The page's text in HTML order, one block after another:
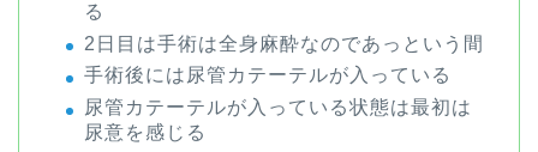
る
2日目は手術は全身麻酔なのであっという間
手術後には尿管カテーテルが入っている
尿管カテーテルが入っている状態は最初は
尿意を感じる